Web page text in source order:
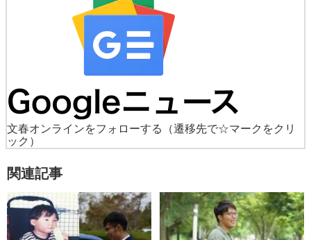
文春オンラインをフォローする
（遷移先で☆マークをクリ
ック）
関連記事